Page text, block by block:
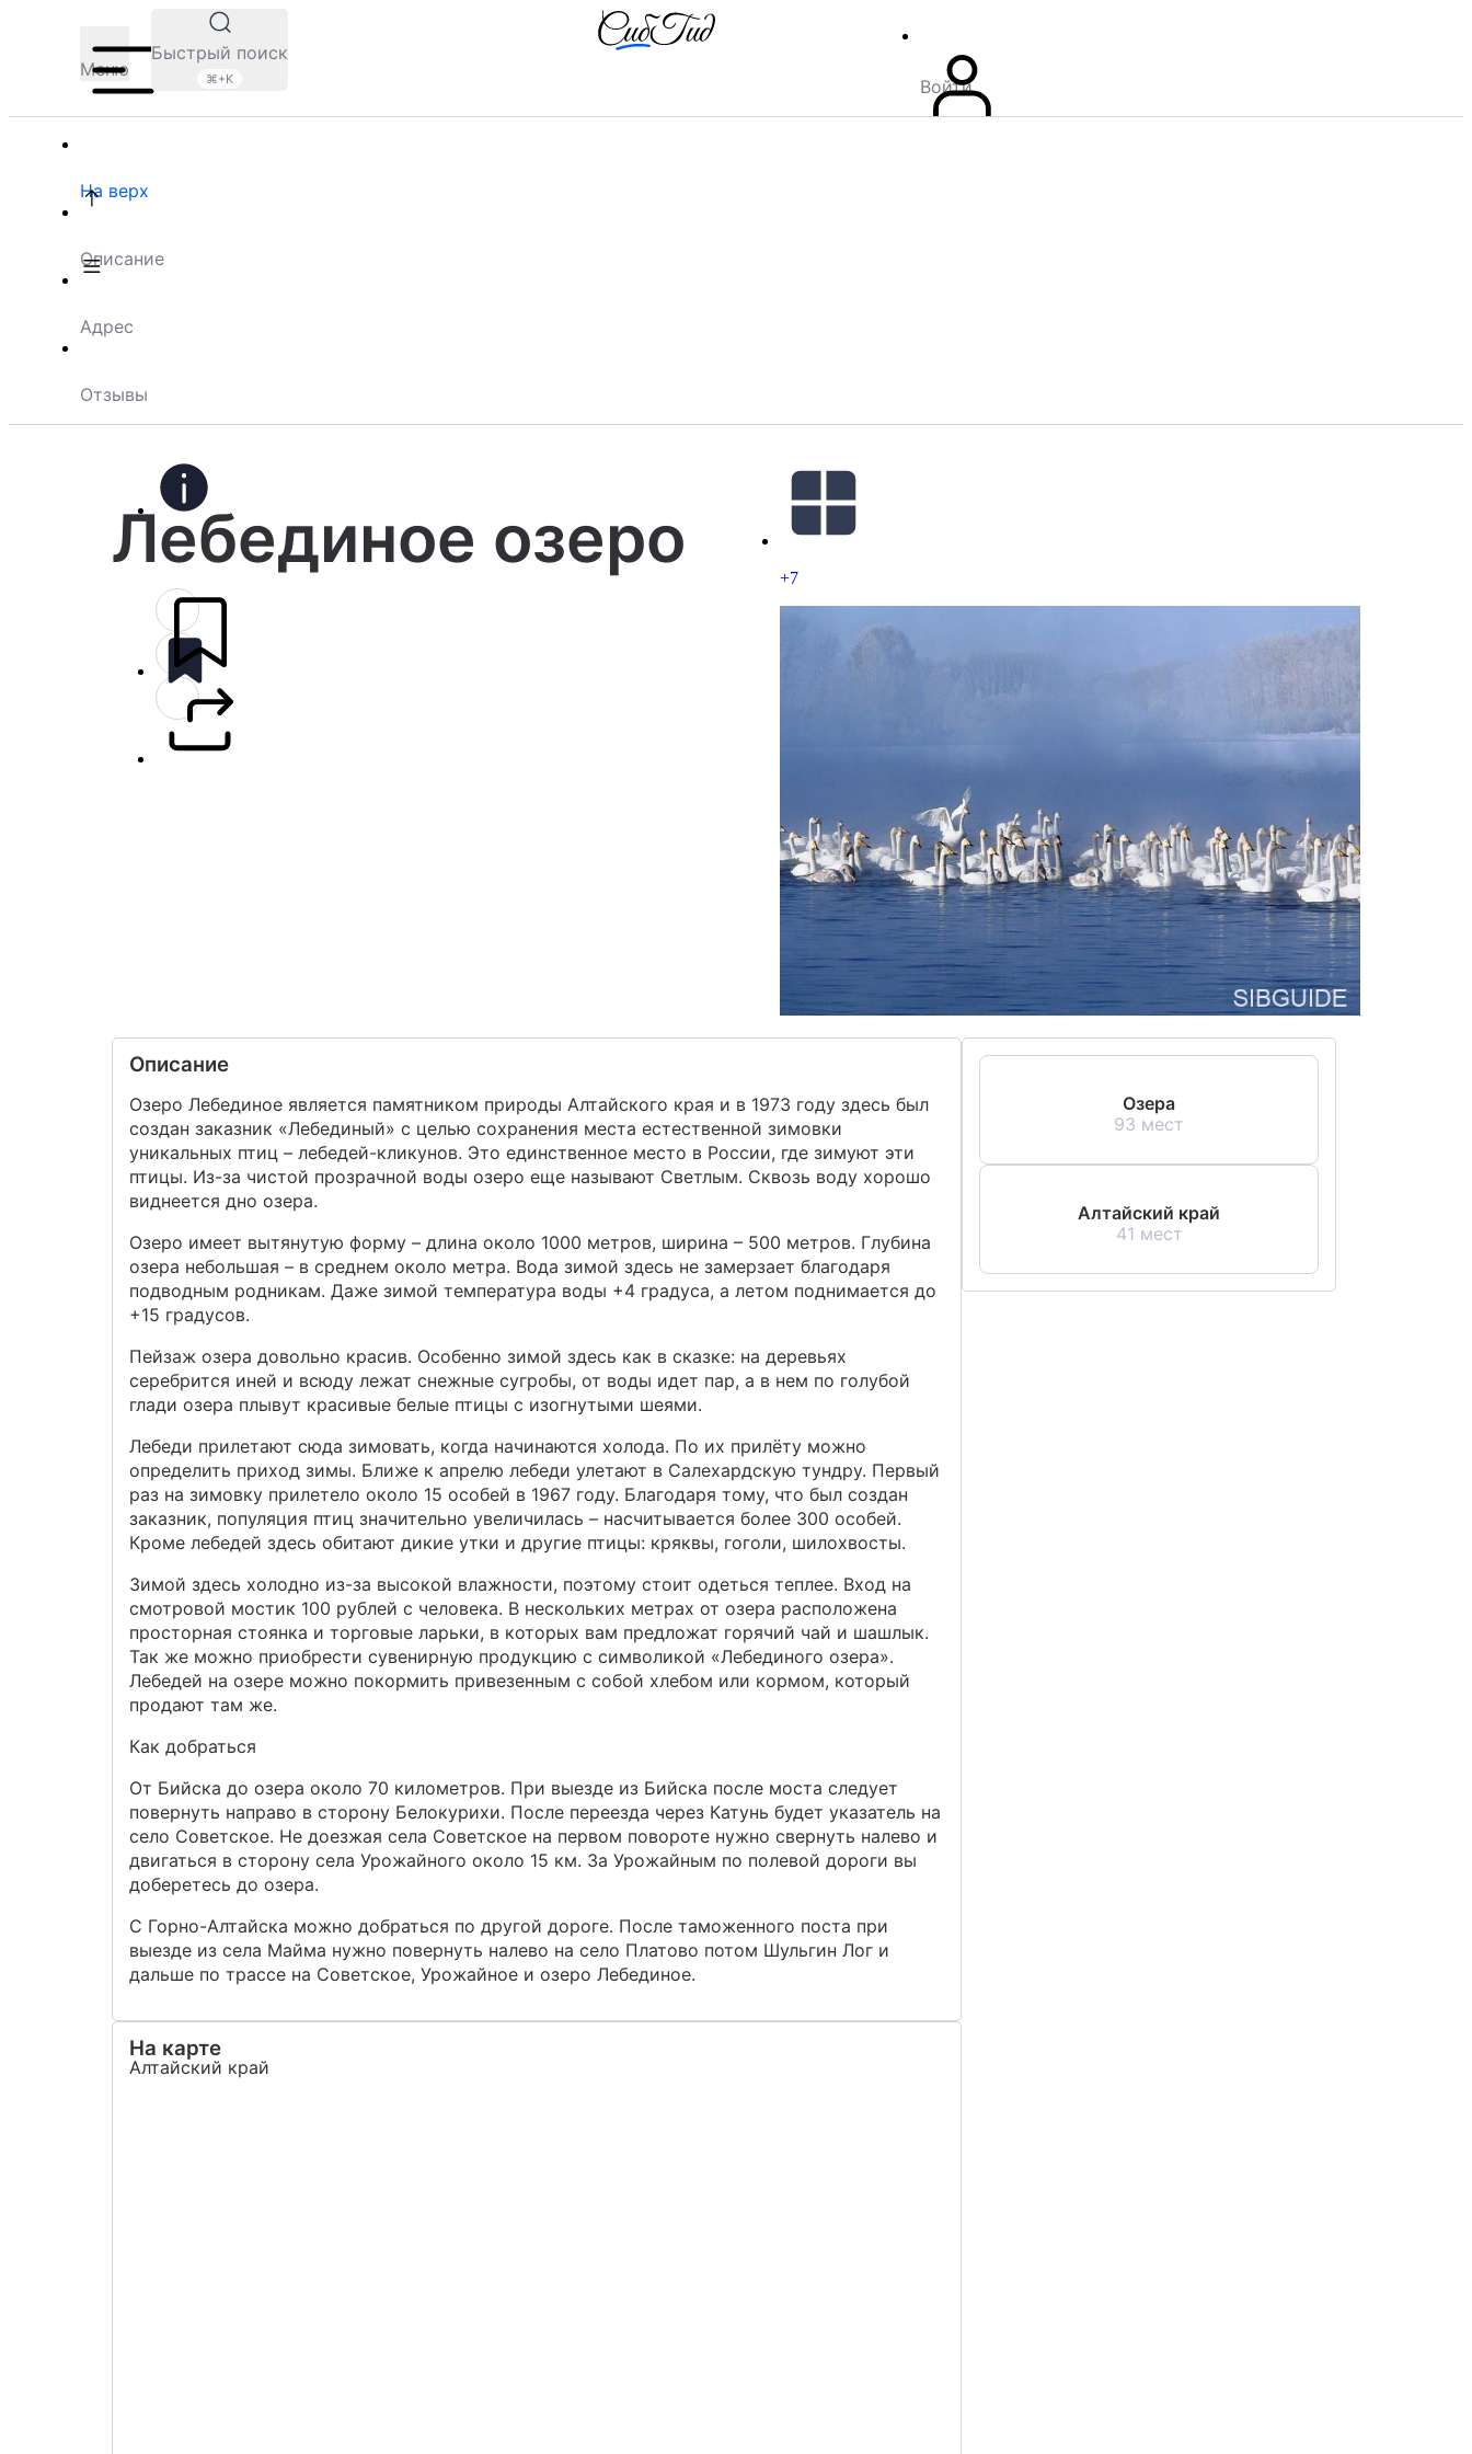
Меню
Быстрый поиск
⌘+K Войти
На верх
Описание
Адрес
Отзывы
Лебединое озеро
+7
Описание
Озеро Лебединое является памятником природы Алтайского края и в 1973 году здесь был
создан заказник «Лебединый» с целью сохранения места естественной зимовки
уникальных птиц – лебедей-кликунов. Это единственное место в России, где зимуют эти
птицы. Из-за чистой прозрачной воды озеро еще называют Светлым. Сквозь воду хорошо
виднеется дно озера.
Озеро имеет вытянутую форму – длина около 1000 метров, ширина – 500 метров. Глубина
озера небольшая – в среднем около метра. Вода зимой здесь не замерзает благодаря
подводным родникам. Даже зимой температура воды +4 градуса, а летом поднимается до
+15 градусов.
Пейзаж озера довольно красив. Особенно зимой здесь как в сказке: на деревьях
серебрится иней и всюду лежат снежные сугробы, от воды идет пар, а в нем по голубой
глади озера плывут красивые белые птицы с изогнутыми шеями.
Лебеди прилетают сюда зимовать, когда начинаются холода. По их прилёту можно
определить приход зимы. Ближе к апрелю лебеди улетают в Салехардскую тундру. Первый
раз на зимовку прилетело около 15 особей в 1967 году. Благодаря тому, что был создан
заказник, популяция птиц значительно увеличилась – насчитывается более 300 особей.
Кроме лебедей здесь обитают дикие утки и другие птицы: кряквы, гоголи, шилохвосты.
Зимой здесь холодно из-за высокой влажности, поэтому стоит одеться теплее. Вход на
смотровой мостик 100 рублей с человека. В нескольких метрах от озера расположена
просторная стоянка и торговые ларьки, в которых вам предложат горячий чай и шашлык.
Так же можно приобрести сувенирную продукцию с символикой «Лебединого озера».
Лебедей на озере можно покормить привезенным с собой хлебом или кормом, который
продают там же.
Как добраться
От Бийска до озера около 70 километров. При выезде из Бийска после моста следует
повернуть направо в сторону Белокурихи. После переезда через Катунь будет указатель на
село Советское. Не доезжая села Советское на первом повороте нужно свернуть налево и
двигаться в сторону села Урожайного около 15 км. За Урожайным по полевой дороги вы
доберетесь до озера.
С Горно-Алтайска можно добраться по другой дороге. После таможенного поста при
выезде из села Майма нужно повернуть налево на село Платово потом Шульгин Лог и
дальше по трассе на Советское, Урожайное и озеро Лебединое.
На карте
Алтайский край
Озера
93 мест
Алтайский край
41 мест